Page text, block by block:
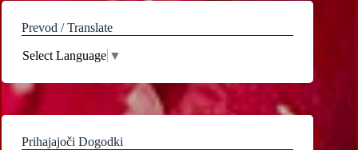
Prevod / Translate
Select Language ▼
Prihajajoči Dogodki